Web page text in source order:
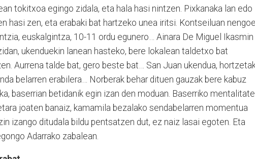
tokitxoa egingo zidala, eta hala hasi nintzen. Pixkanaka lan edo
hasi zen, eta erabaki bat hartzeko unea iritsi. Kontseiluan
euskalgintza, 10-11 ordu egunero… Ainara De Miguel Ikasmin
ukenduekin lanean hasteko, bere lokalean taldetxo bat
Aurrena talde bat, gero beste bat… San Juan ukendua,
belarren erabilera… Norberak behar dituen gauzak bere kabuz
baserrian betidanik egin izan den moduan. Baserriko
joaten banaiz, kamamila bezalako sendabelarren momentua
izango ditudala bildu pentsatzen dut, ez naiz lasai egoten. Eta
Adarrako zabalean.